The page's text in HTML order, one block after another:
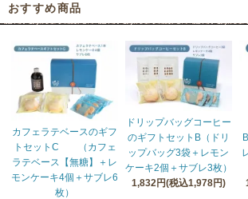
おすすめ商品
カフェラテベースのギフ
トセットC （カフェ
ラテベース【無糖】＋レ
モンケーキ4個＋サブレ6
枚）
ドリップバッグコーヒー
のギフトセットB（ドリ
ップバッグ3袋＋レモン
ケーキ2個＋サブレ3枚）
1,832円(税込1,978円)